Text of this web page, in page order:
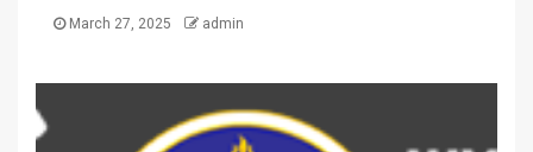
March 27, 2025 admin